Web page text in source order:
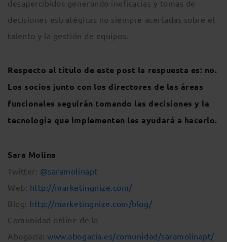
desapercibidos generando ineficacias y tomas de
decisiones estratégicas no siempre acertadas sobre el
talento y la gestión de equipos.
Respecto al título de este post la respuesta es: no.
Los socios junto con los directores de las áreas
funcionales seguirán tomando las decisiones y la
tecnología que implementen les ayudará a hacerlo.
Sara Molina
Twitter: @saramolinapt
Web: http://marketingnize.com/
Blog: http://marketingnize.com/blog/
Comunidad online de la
Abogacía:www.abogacia.es/comunidad/saramolinapt/